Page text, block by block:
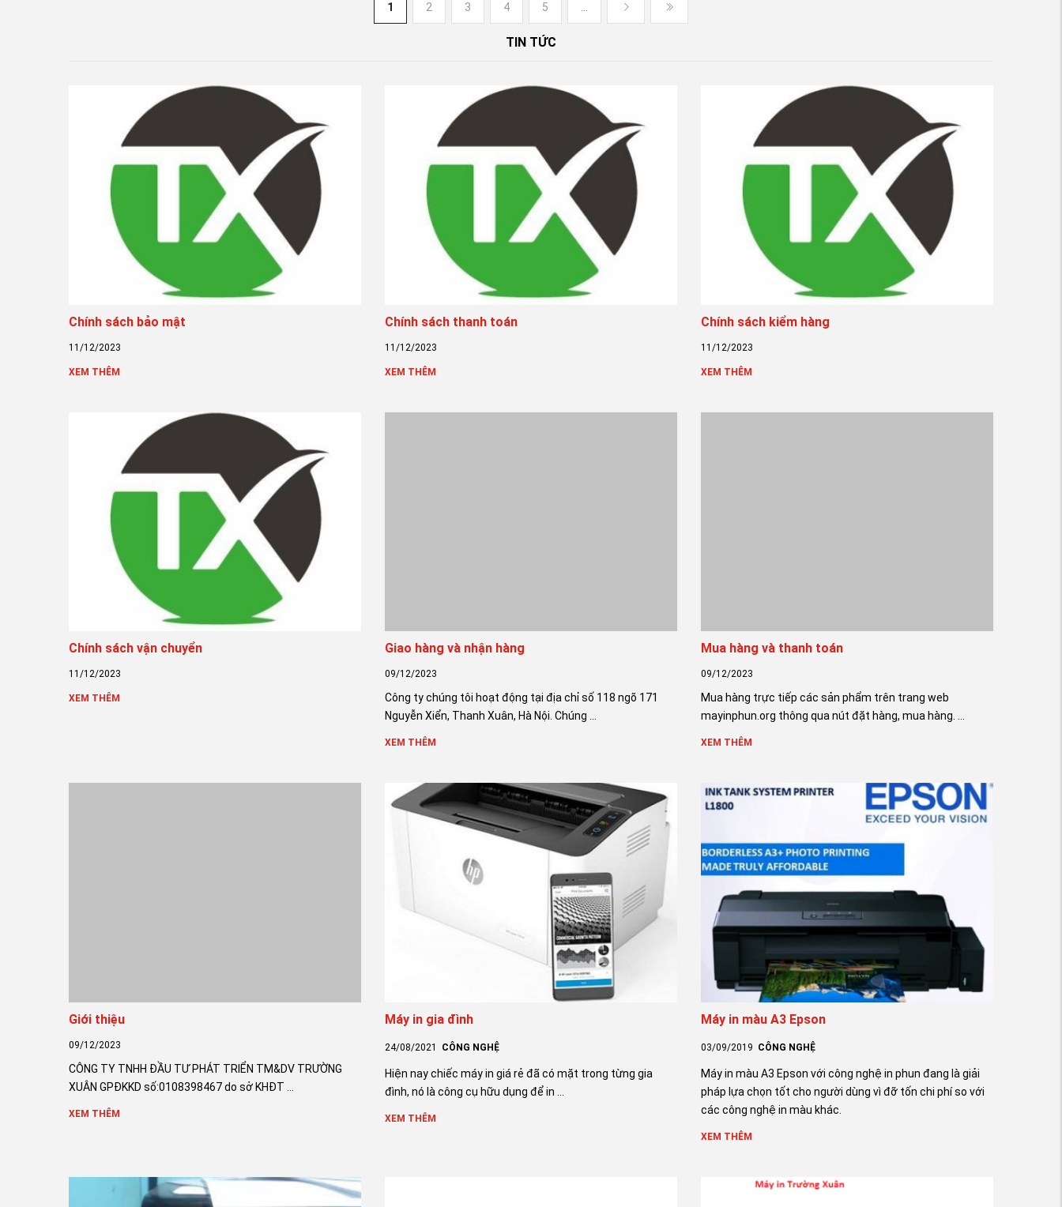
1 2 3 4 5
TIN TỨC
Chính sách bảo mật
11/12/2023
XEM THÊM
Chính sách thanh toán
11/12/2023
XEM THÊM
Chính sách kiểm hàng
11/12/2023
XEM THÊM
Chính sách vận chuyển
11/12/2023
XEM THÊM
Giao hàng và nhận hàng
09/12/2023
Công ty chúng tôi hoạt động tại địa chỉ số 118 ngõ 171
Nguyễn Xiển, Thanh Xuân, Hà Nội. Chúng ...
XEM THÊM
Mua hàng và thanh toán
09/12/2023
Mua hàng trực tiếp các sản phẩm trên trang web
mayinphun.org thông qua nút đặt hàng, mua hàng. ...
XEM THÊM
Giới thiệu
09/12/2023
CÔNG TY TNHH ĐẦU TƯ PHÁT TRIỂN TM&DV TRƯỜNG
XUÂN GPĐKKD số:0108398467 do sở KHĐT ...
XEM THÊM
Máy in gia đình
24/08/2021 CÔNG NGHỆ
Hiện nay chiếc máy in giá rẻ đã có mặt trong từng gia
đình, nó là công cụ hữu dụng để in ...
XEM THÊM
Máy in màu A3 Epson
03/09/2019 CÔNG NGHỆ
Máy in màu A3 Epson với công nghệ in phun đang là giải
pháp lựa chọn tốt cho người dùng vì đỡ tốn chi phí so với
các công nghệ in màu khác.
XEM THÊM